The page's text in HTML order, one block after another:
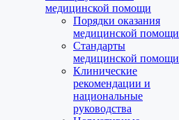
медицинской помощи
Порядки оказания
медицинской помощи
Стандарты
медицинской помощи
Клинические
рекомендации и
национальные
руководства